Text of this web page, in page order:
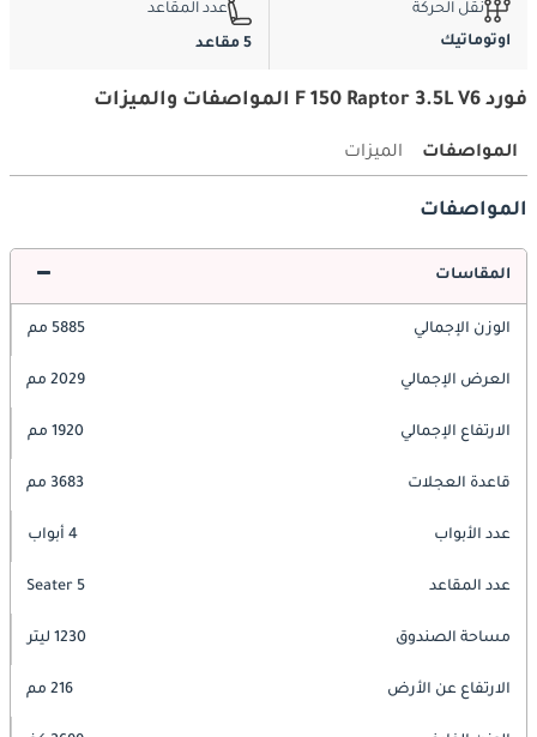
نقل الحركة
اوتوماتيك
عدد المقاعد
5 مقاعد
فورد F 150 Raptor 3.5L V6 المواصفات والميزات
المواصفات الميزات
المواصفات
المقاسات
الوزن الإجمالي 5885 مم
العرض الإجمالي 2029 مم
الارتفاع الإجمالي 1920 مم
قاعدة العجلات 3683 مم
عدد الأبواب 4 أبواب
عدد المقاعد 5 Seater
مساحة الصندوق 1230 ليتر
الارتفاع عن الأرض 216 مم